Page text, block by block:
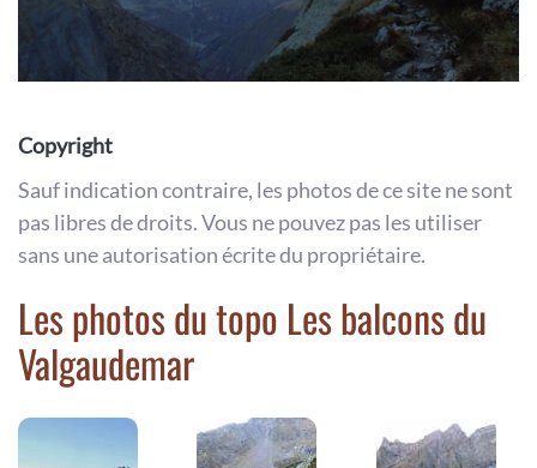
Copyright
Sauf indication contraire, les photos de ce site ne sont
pas libres de droits. Vous ne pouvez pas les utiliser
sans une autorisation écrite du propriétaire.
Les photos du topo Les balcons du
Valgaudemar